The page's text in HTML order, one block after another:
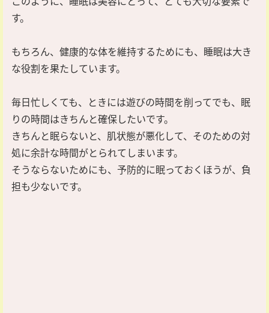
す。
もちろん、健康的な体を維持するためにも、睡眠は大き
な役割を果たしています。
毎日忙しくても、ときには遊びの時間を削ってでも、眠
りの時間はきちんと確保したいです。
きちんと眠らないと、肌状態が悪化して、そのための対
処に余計な時間がとられてしまいます。
そうならないためにも、予防的に眠っておくほうが、負
担も少ないです。